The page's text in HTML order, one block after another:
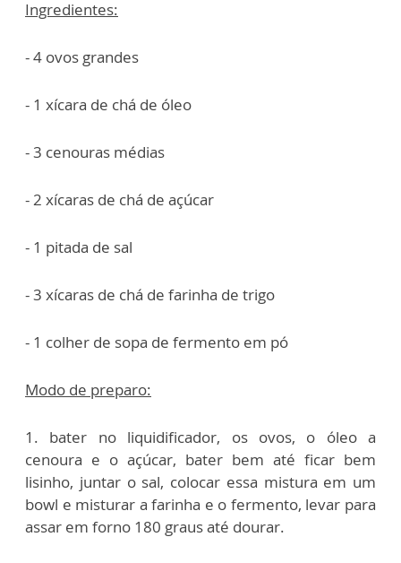
Ingredientes:
- 4 ovos grandes
- 1 xícara de chá de óleo
- 3 cenouras médias
- 2 xícaras de chá de açúcar
- 1 pitada de sal
- 3 xícaras de chá de farinha de trigo
- 1 colher de sopa de fermento em pó
Modo de preparo:
1. bater no liquidificador, os ovos, o óleo a
cenoura e o açúcar, bater bem até ficar bem
lisinho, juntar o sal, colocar essa mistura em um
bowl e misturar a farinha e o fermento, levar para
assar em forno 180 graus até dourar.